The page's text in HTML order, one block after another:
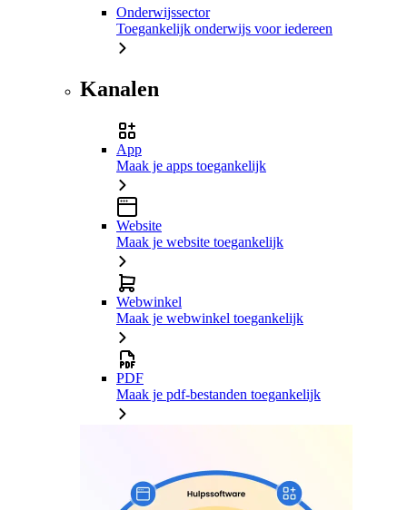
Onderwijssector
Toegankelijk onderwijs voor iedereen
Kanalen
App
Maak je apps toegankelijk
Website
Maak je website toegankelijk
Webwinkel
Maak je webwinkel toegankelijk
PDF
Maak je pdf-bestanden toegankelijk